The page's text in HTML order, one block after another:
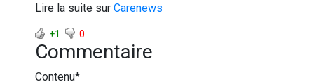
Lire la suite sur Carenews
+1 0
Commentaire
Contenu*